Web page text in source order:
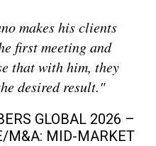
makes his clients
first meeting and
that with him, they
desired result."
GLOBAL 2026 –
M&A: MID-MARKET